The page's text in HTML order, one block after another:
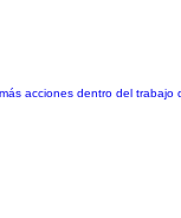
acciones dentro del trabajo